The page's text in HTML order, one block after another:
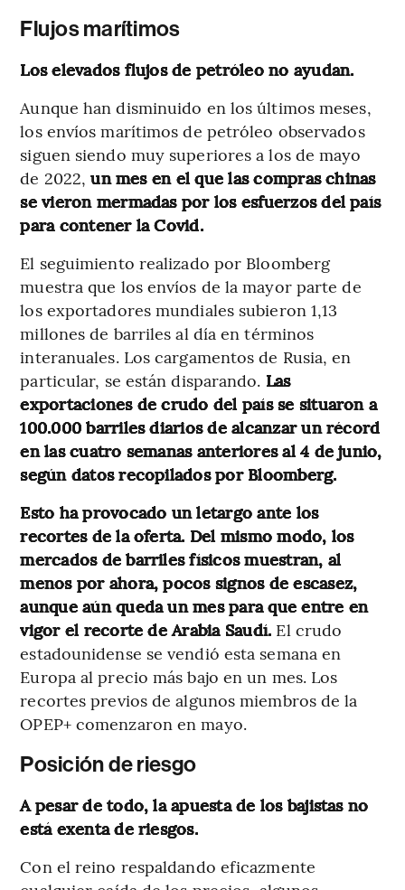
Flujos marítimos
Los elevados flujos de petróleo no ayudan.
Aunque han disminuido en los últimos meses,
los envíos marítimos de petróleo observados
siguen siendo muy superiores a los de mayo
de 2022,un mes en el que las compras chinas
se vieron mermadas por los esfuerzos del país
para contener la Covid.
El seguimiento realizado por Bloomberg
muestra que los envíos de la mayor parte de
los exportadores mundiales subieron 1,13
millones de barriles al día en términos
interanuales. Los cargamentos de Rusia, en
particular, se están disparando. Las
exportaciones de crudo del país se situaron a
100.000 barriles diarios de alcanzar un récord
en las cuatro semanas anteriores al 4 de junio,
según datos recopilados por Bloomberg.
Esto ha provocado un letargo ante los
recortes de la oferta. Del mismo modo, los
mercados de barriles físicos muestran, al
menos por ahora, pocos signos de escasez,
aunque aún queda un mes para que entre en
vigor el recorte de Arabia Saudí. El crudo
estadounidense se vendió esta semana en
Europa al precio más bajo en un mes. Los
recortes previos de algunos miembros de la
OPEP+ comenzaron en mayo.
Posición de riesgo
A pesar de todo, la apuesta de los bajistas no
está exenta de riesgos.
Con el reino respaldando eficazmente